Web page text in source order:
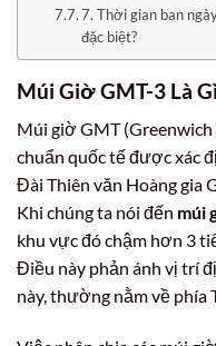
7. Thời gian ban
đặc biệt?
Múi Giờ GMT-3 Là
Múi giờ GMT
chuẩn quốc tế được xác
Đài Thiên văn Hoàng gia
Khi chúng ta nói đến múi
khu vực đó chậm hơn 3
Điều này phản ánh vị trí
này, thường nằm về phía